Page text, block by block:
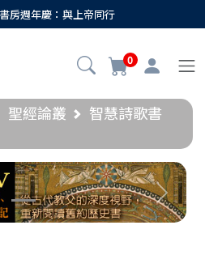
房週年慶：與上帝同行
0
聖經論叢
智慧詩歌書
Next